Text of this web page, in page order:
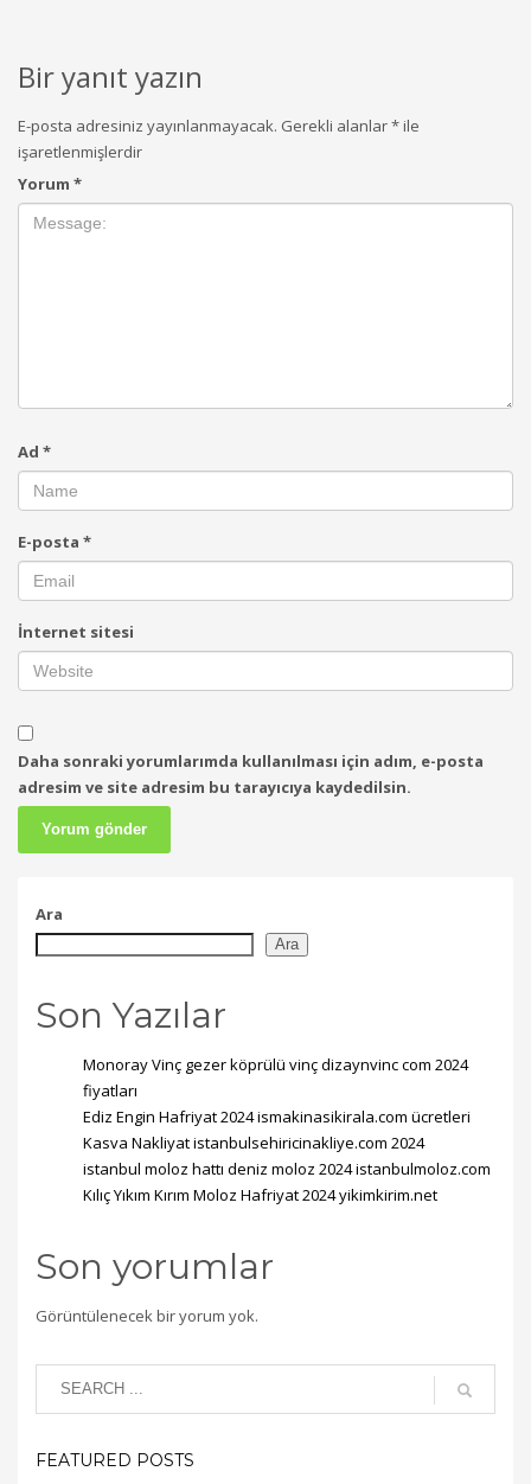
Bir yanıt yazın
E-posta adresiniz yayınlanmayacak. Gerekli alanlar*ile
işaretlenmişlerdir
Yorum *
Ad *
E-posta *
İnternet sitesi
Daha sonraki yorumlarımda kullanılması için adım, e-posta
adresim ve site adresim bu tarayıcıya kaydedilsin.
Ara
Ara
Son Yazılar
Monoray Vinç gezer köprülü vinç dizaynvinc com 2024
fiyatları
Ediz Engin Hafriyat 2024 ismakinasikirala.com ücretleri
Kasva Nakliyat istanbulsehiricinakliye.com 2024
istanbul moloz hattı deniz moloz 2024 istanbulmoloz.com
Kılıç Yıkım Kırım Moloz Hafriyat 2024 yikimkirim.net
Son yorumlar
Görüntülenecek bir yorum yok.
FEATURED POSTS